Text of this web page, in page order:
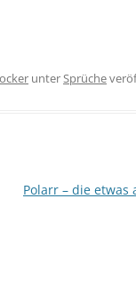
unterSprüche
Polarr – die